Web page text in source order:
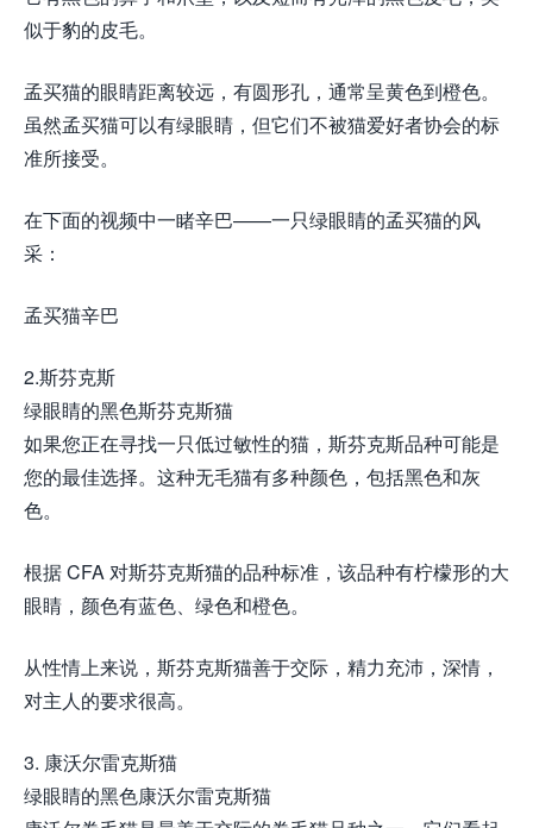
似于豹的皮毛。
孟买猫的眼睛距离较远，有圆形孔，通常呈黄色到橙色。
虽然孟买猫可以有绿眼睛，但它们不被猫爱好者协会的标
准所接受。
在下面的视频中一睹辛巴——一只绿眼睛的孟买猫的风
采：
孟买猫辛巴
2.斯芬克斯
绿眼睛的黑色斯芬克斯猫
如果您正在寻找一只低过敏性的猫，斯芬克斯品种可能是
您的最佳选择。这种无毛猫有多种颜色，包括黑色和灰
色。
根据 CFA 对斯芬克斯猫的品种标准，该品种有柠檬形的大
眼睛，颜色有蓝色、绿色和橙色。
从性情上来说，斯芬克斯猫善于交际，精力充沛，深情，
对主人的要求很高。
3. 康沃尔雷克斯猫
绿眼睛的黑色康沃尔雷克斯猫